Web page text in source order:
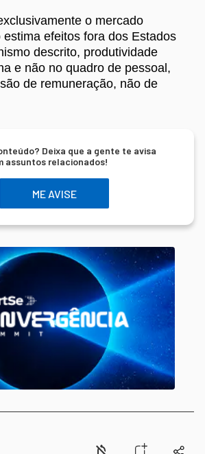
o mercado
efeitos fora dos Estados
descrito, produtividade
e não no quadro de pessoal,
de remuneração, não de
Deixa que a gente te avisa
assuntos relacionados!
ME AVISE